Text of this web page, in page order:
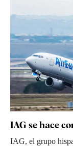
IAG se hace
IAG, el grupo